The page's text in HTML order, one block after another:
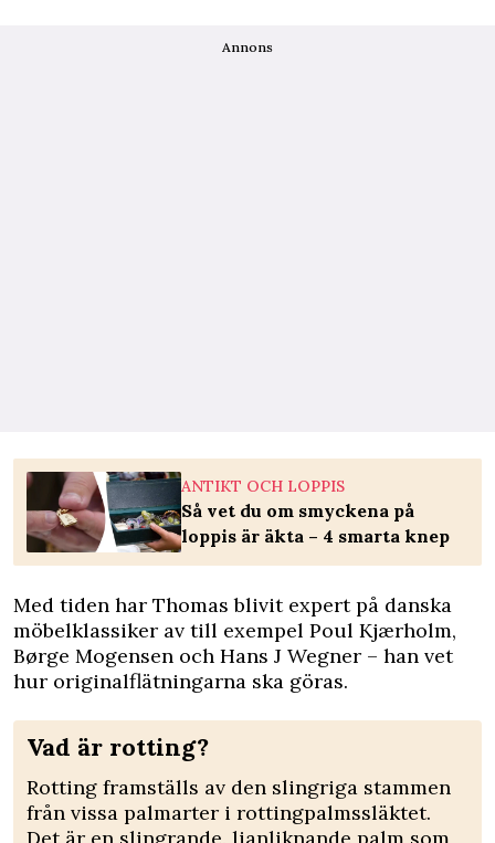
Annons
ANTIKT OCH LOPPIS
Så vet du om smyckena på
loppis är äkta – 4 smarta knep
Med tiden har Thomas blivit expert på danska
möbelklassiker av till exempel Poul Kjærholm,
Børge Mogensen och Hans J Wegner – han vet
hur originalflätningarna ska göras.
Vad är rotting?
Rotting framställs av den slingriga stammen
från vissa palmarter i rottingpalmssläktet.
Det är en slingrande, lianliknande palm som